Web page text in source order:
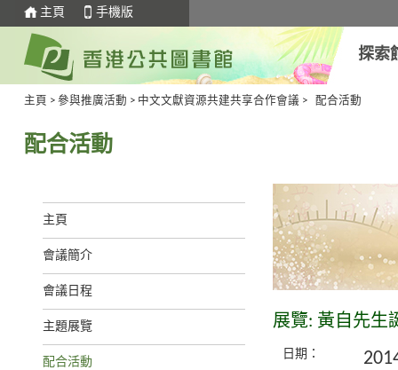
主頁 手機版
探索
主頁 > 參與推廣活動 > 中文文獻資源共建共享合作會議 > 配合活動
配合活動
主頁
會議簡介
會議日程
主題展覽
配合活動
展覽: 黃自先生
日期：